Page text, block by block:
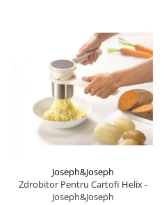
Joseph&Joseph
Zdrobitor Pentru Cartofi Helix -
Joseph&Joseph